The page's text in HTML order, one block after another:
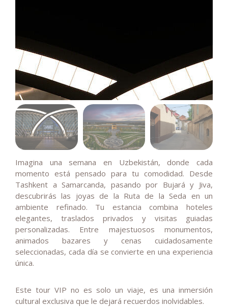
Imagina una semana en Uzbekistán, donde cada
momento está pensado para tu comodidad. Desde
Tashkent a Samarcanda, pasando por Bujará y Jiva,
descubrirás las joyas de la Ruta de la Seda en un
ambiente refinado. Tu estancia combina hoteles
elegantes, traslados privados y visitas guiadas
personalizadas. Entre majestuosos monumentos,
animados bazares y cenas cuidadosamente
seleccionadas, cada día se convierte en una experiencia
única.
Este tour VIP no es solo un viaje, es una inmersión
cultural exclusiva que le dejará recuerdos inolvidables.